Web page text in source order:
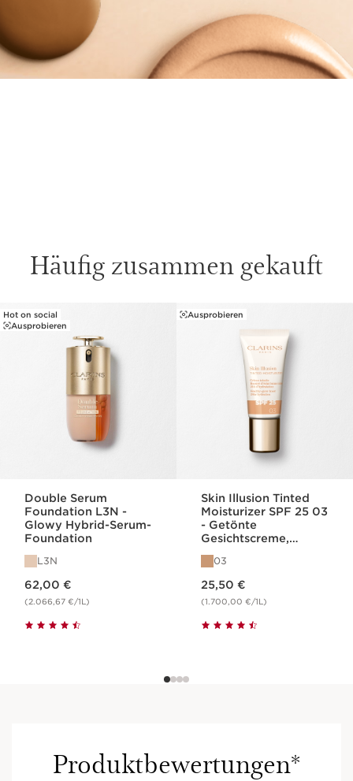
Häufig zusammen gekauft
WEITER ZUM INHALT
Hot on social
Ausprobieren
Double Serum
Foundation L3N -
Glowy Hybrid-Serum-
Foundation
L3N
62,00 €
(2.066,67 €/1L)
Ausprobieren
Skin Illusion Tinted
Moisturizer SPF 25 03
- Getönte
Gesichtscreme,
SPF 25
03
25,50 €
(1.700,00 €/1L)
Produktbewertungen*